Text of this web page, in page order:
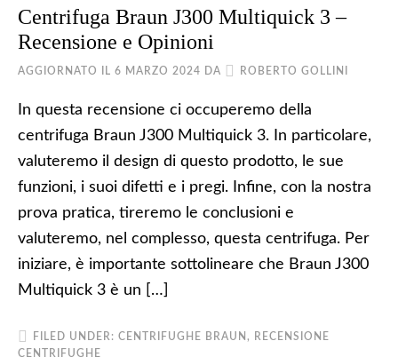
Centrifuga Braun J300 Multiquick 3 –
Recensione e Opinioni
AGGIORNATO IL 6 MARZO 2024 DA ROBERTO GOLLINI
In questa recensione ci occuperemo della
centrifuga Braun J300 Multiquick 3. In particolare,
valuteremo il design di questo prodotto, le sue
funzioni, i suoi difetti e i pregi. Infine, con la nostra
prova pratica, tireremo le conclusioni e
valuteremo, nel complesso, questa centrifuga. Per
iniziare, è importante sottolineare che Braun J300
Multiquick 3 è un […]
FILED UNDER: CENTRIFUGHE BRAUN ,
RECENSIONE
CENTRIFUGHE